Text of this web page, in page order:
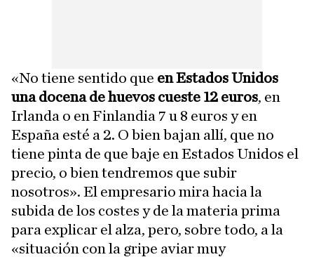
«No tiene sentido que en Estados Unidos
una docena de huevos cueste 12 euros, en
Irlanda o en Finlandia 7 u 8 euros y en
España esté a 2. O bien bajan allí, que no
tiene pinta de que baje en Estados Unidos el
precio, o bien tendremos que subir
nosotros». El empresario mira hacia la
subida de los costes y de la materia prima
para explicar el alza, pero, sobre todo, a la
«situación con la gripe aviar muy